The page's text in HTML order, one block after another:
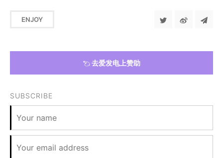
ENJOY
去爱发电上赞助
SUBSCRIBE